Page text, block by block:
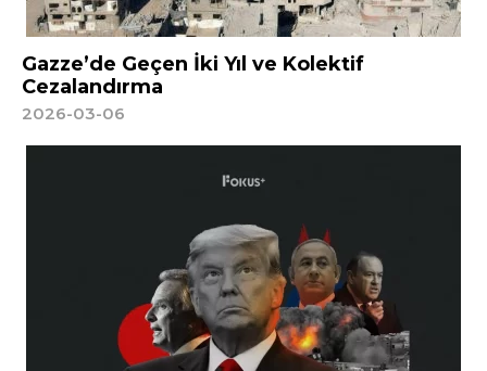
Gazze’de Geçen İki Yıl ve Kolektif
Cezalandırma
2026-03-06